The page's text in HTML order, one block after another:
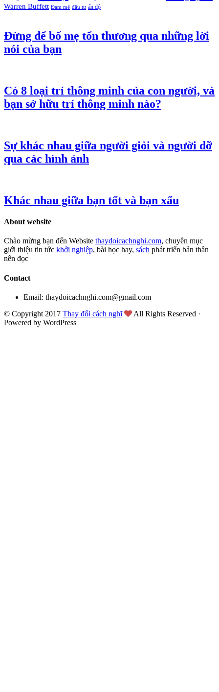
Warren Buffett Đam mê đầu tư ấn độ
Đừng để bố mẹ tổn thương qua những lời
nói của bạn
Có 8 loại trí thông minh của con người, và
bạn sở hữu trí thông minh nào?
Sự khác nhau giữa người giỏi và người dỡ
qua các hình ảnh
Khác nhau giữa bạn tốt và bạn xấu
About website
Chào mừng bạn đến Website thaydoicachnghi.com, chuyên mục
giới thiệu tin tức khởi nghiệp, bài học hay, sách phát triển bản thân
nên đọc
Contact
Email: thaydoicachnghi.com@gmail.com
© Copyright 2017 Thay đổi cách nghĩ
All Rights Reserved ·
Powered by WordPress